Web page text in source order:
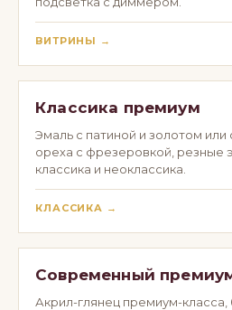
ВИТРИНЫ →
Классика премиум
Эмаль с патиной и золотом
ореха с фрезеровкой, резные
классика и неоклассика.
КЛАССИКА →
Современный
Акрил-глянец премиум-